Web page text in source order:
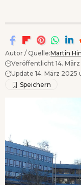
Autor / Quelle:Martin
Veröffentlicht 14. März
Update 14. März 2025